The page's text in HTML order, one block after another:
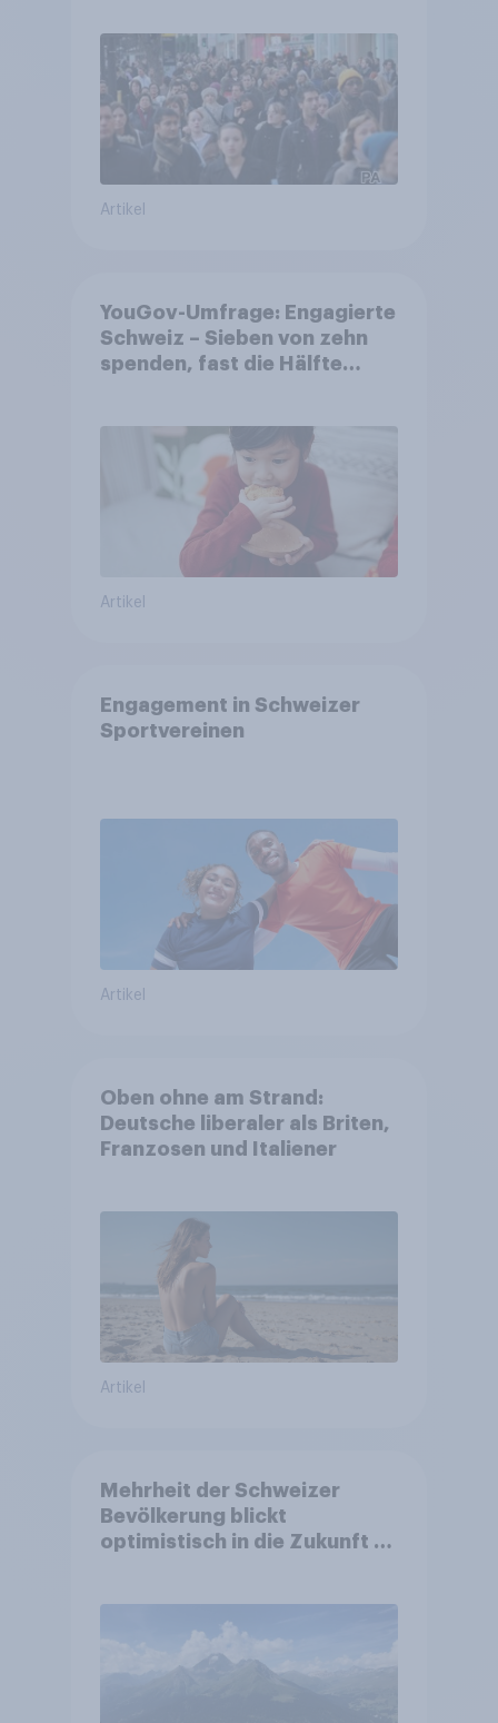
Artikel
YouGov-Umfrage: Engagierte
Schweiz – Sieben von zehn
spenden, fast die Hälfte
Artikel
Engagement in Schweizer
Sportvereinen
Artikel
Oben ohne am Strand:
Deutsche liberaler als Briten,
Franzosen und Italiener
Artikel
Mehrheit der Schweizer
Bevölkerung blickt
optimistisch in die Zukunft –
Altersvorsorge